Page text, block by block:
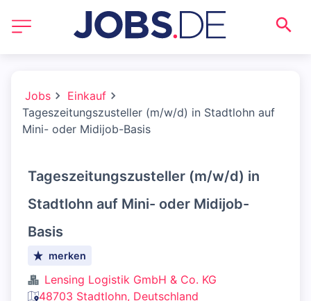
Jobs
Einkauf
Tageszeitungszusteller (m/w/d) in Stadtlohn auf
Mini- oder Midijob-Basis
Tageszeitungszusteller (m/w/d) in
Stadtlohn auf Mini- oder Midijob-
Basis
merken
Lensing Logistik GmbH & Co. KG
48703 Stadtlohn, Deutschland